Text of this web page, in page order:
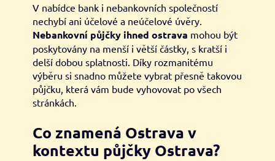
V nabídce bank i nebankovních společností
nechybí ani účelové a neúčelové úvěry.
Nebankovní půjčky ihned ostrava mohou být
poskytovány na menší i větší částky, s kratší i
delší dobou splatnosti. Díky rozmanitému
výběru si snadno můžete vybrat přesně takovou
půjčku, která vám bude vyhovovat po všech
stránkách.
Co znamená Ostrava v
kontextu půjčky Ostrava?